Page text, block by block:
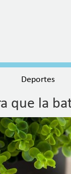
Deportes
que la